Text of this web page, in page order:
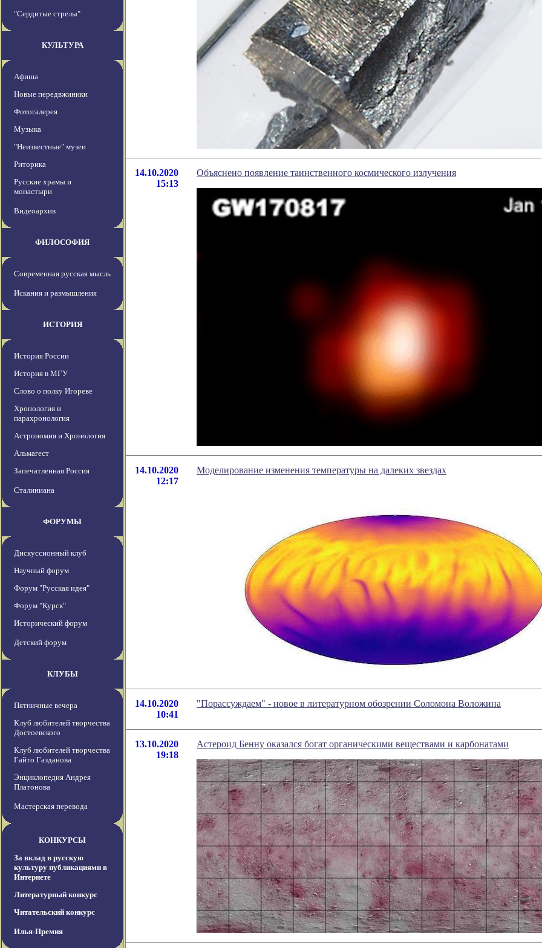
"Сердитые стрелы"
КУЛЬТУРА
Афиша
Новые передвжиники
Фотогалерея
Музыка
"Неизвестные" музеи
Риторика
Русские храмы и
монастыри
Видеоархив
ФИЛОСОФИЯ
Современная русская мысль
Искания и размышления
ИСТОРИЯ
История России
История в МГУ
Слово о полку Игореве
Хронология и
парахронология
Астрономия и Хронология
Альмагест
Запечатленная Россия
Сталиниана
ФОРУМЫ
Дискуссионный клуб
Научный форум
Форум "Русская идея"
Форум "Курск"
Исторический форум
Детский форум
КЛУБЫ
Пятничные вечера
Клуб любителей творчества
Достоевского
Клуб любителей творчества
Гайто Газданова
Энциклопедия Андрея
Платонова
Мастерская перевода
КОНКУРСЫ
За вклад в русскую
культуру публикациями в
Интернете
Литературный конкурс
Читательский конкурс
Илья-Премия
14.10.2020
15:13
Объяснено появление таинственного космического излучения
14.10.2020
12:17
Моделирование изменения температуры на далеких звездах
14.10.2020
10:41
"Порассуждаем" - новое в литературном обозрении Соломона Воложина
13.10.2020
19:18
Астероид Бенну оказался богат органическими веществами и карбонатами